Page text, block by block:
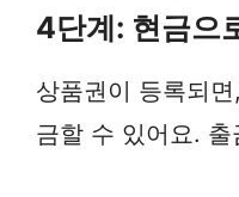
4단계: 현금으
상품권이 등록되
금할 수 있어요.